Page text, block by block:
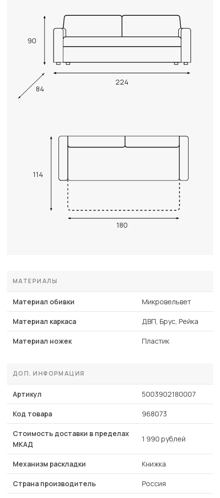
90
224
84
114
180
МАТЕРИАЛЫ
Материал обивки Микровельвет
Материал каркаса ДВП, Брус, Рейка
Материал ножек Пластик
ДОП. ИНФОРМАЦИЯ
Артикул 5003902180007
Код товара 968073
Стоимость доставки в пределах
МКАД
1 990 рублей
Механизм раскладки Книжка
Страна производитель Россия